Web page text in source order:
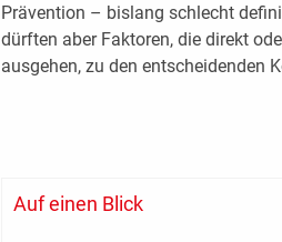
Prävention – bislang schlecht
dürften aber Faktoren, die direkt
ausgehen, zu den entscheidenden
Auf einen Blick